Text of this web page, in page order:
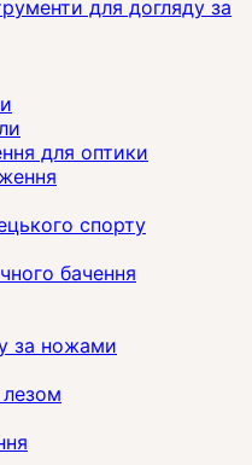
для догляду за
для оптики
спорту
бачення
за ножами